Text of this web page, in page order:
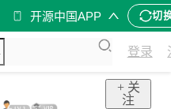
开源中国APP 切
登录
+ 关
注